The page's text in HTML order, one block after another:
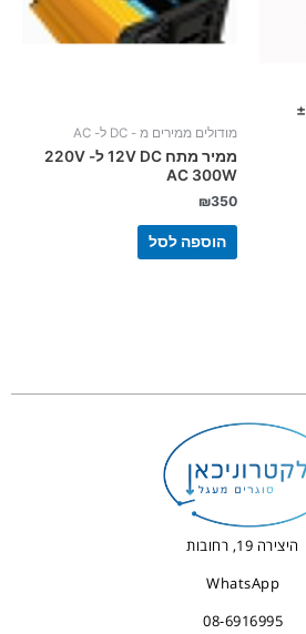
מודולים ממירים מ - DC ל- AC
ממיר מתח 12V DC ל- 220V
AC 300W
₪350
הוספה לסל
היצירה 19, רחובות
WhatsApp
08-6916995